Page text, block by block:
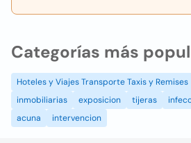
Categorías más
Hoteles y Viajes Transporte Taxis y Remises
inmobiliarias
exposicion tijeras
acuna
intervencion